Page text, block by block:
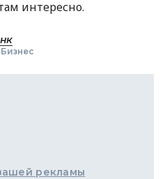
интересно.
рекламы